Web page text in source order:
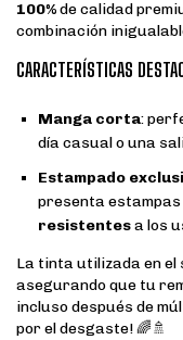
100%de calidad
combinación
CARACTERÍSTICAS
Manga corta:
día casual o una
Estampado
presenta estampas
resistentesa los
La tinta utilizada en el
asegurando que tu
incluso después de
por el desgaste! 🌈🚿